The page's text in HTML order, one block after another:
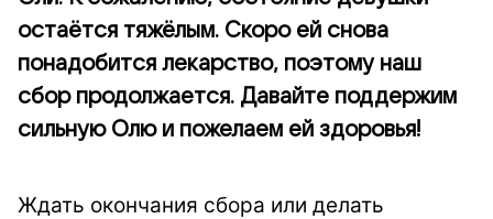
остаётся тяжёлым. Скоро ей снова
понадобится лекарство, поэтому наш
сбор продолжается. Давайте поддержим
сильную Олю и пожелаем ей здоровья!
Ждать окончания сбора или делать